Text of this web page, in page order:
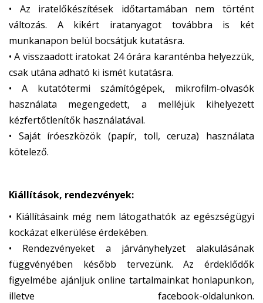
)
• Az iratelőkészítések időtartamában nem történt
változás. A kikért iratanyagot továbbra is két
munkanapon belül bocsátjuk kutatásra.
• A visszaadott iratokat 24 órára karanténba helyezzük,
csak utána adható ki ismét kutatásra.
• A kutatótermi számítógépek, mikrofilm-olvasók
használata megengedett, a melléjük kihelyezett
kézfertőtlenítők használatával.
• Saját íróeszközök (papír, toll, ceruza) használata
kötelező.
Kiállítások, rendezvények:
• Kiállításaink még nem látogathatók az egészségügyi
kockázat elkerülése érdekében.
• Rendezvényeket a járványhelyzet alakulásának
függvényében később tervezünk. Az érdeklődők
figyelmébe ajánljuk online tartalmainkat honlapunkon,
illetve facebook-oldalunkon.